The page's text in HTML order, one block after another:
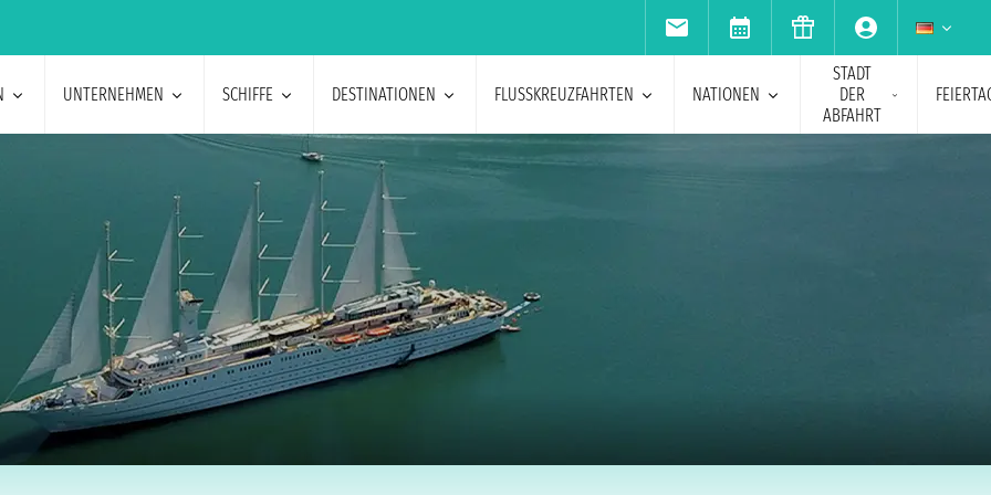
UNTERNEHMEN SCHIFFE DESTINATIONEN FLUSSKREUZFAHRTEN NATIONEN
STADT
DER
ABFAHRT